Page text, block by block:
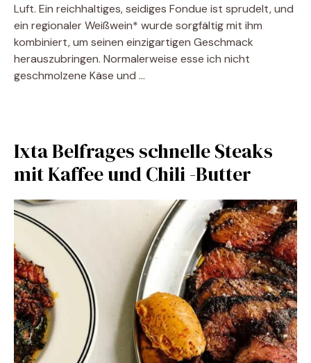
Luft. Ein reichhaltiges, seidiges Fondue ist sprudelt, und
ein regionaler Weißwein* wurde sorgfältig mit ihm
kombiniert, um seinen einzigartigen Geschmack
herauszubringen. Normalerweise esse ich nicht
geschmolzene Käse und …
Ixta Belfrages schnelle Steaks
mit Kaffee und Chili -Butter